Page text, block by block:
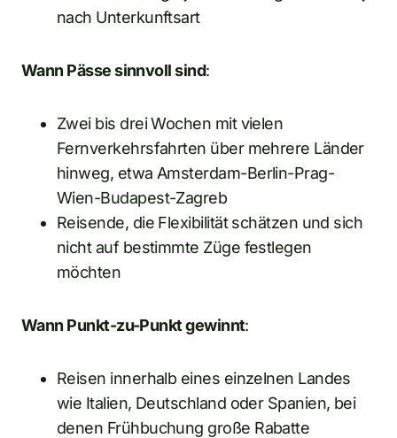
nach Unterkunftsart
Wann Pässe sinnvoll sind:
Zwei bis drei Wochen mit vielen
Fernverkehrsfahrten über mehrere Länder
hinweg, etwa Amsterdam-Berlin-Prag-
Wien-Budapest-Zagreb
Reisende, die Flexibilität schätzen und sich
nicht auf bestimmte Züge festlegen
möchten
Wann Punkt-zu-Punkt gewinnt:
Reisen innerhalb eines einzelnen Landes
wie Italien, Deutschland oder Spanien, bei
denen Frühbuchung große Rabatte